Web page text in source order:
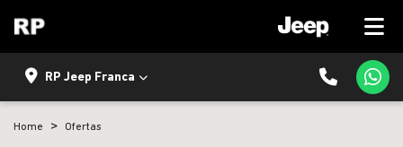
RP Jeep Franca
Home Ofertas